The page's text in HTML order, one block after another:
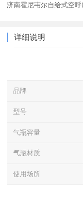
济南霍尼韦尔自给式空呼
详细说明
品牌
型号
气瓶容量
气瓶材质
使用场所